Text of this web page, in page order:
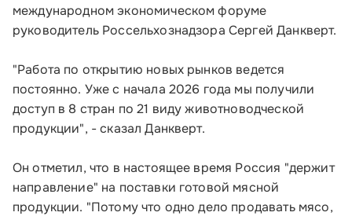
международном экономическом форуме
руководитель Россельхознадзора Сергей Данкверт.
"Работа по открытию новых рынков ведется
постоянно. Уже с начала 2026 года мы получили
доступ в 8 стран по 21 виду животноводческой
продукции", - сказал Данкверт.
Он отметил, что в настоящее время Россия "держит
направление" на поставки готовой мясной
продукции. "Потому что одно дело продавать мясо,